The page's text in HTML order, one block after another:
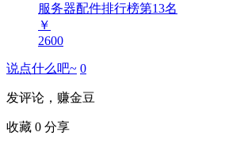
服务器配件排行榜第13名
￥
2600
说点什么吧~ 0
发评论，赚金豆
收藏 0 分享